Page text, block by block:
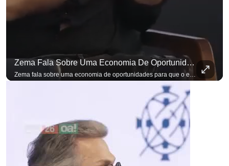
Zema Fala Sobre Uma Economia De Oportunidades Para O Empresário
Zema fala sobre uma economia de oportunidades para que o empresário brasileiro não precise sair do país para manter o crescimento do seu negócio. A primeira Sabatina Presidencial em que as perguntas não vieram de assessores, partidos ou jornalistas. Vieram de uma pesquisa com empresários brasileiros. Imposto, juro, custo de contratar. Cada candidato frente a frente com quem move a economia do país. Se você busca informação com credibilidade, inscreva-se agora e ative o
para não perder nenhuma